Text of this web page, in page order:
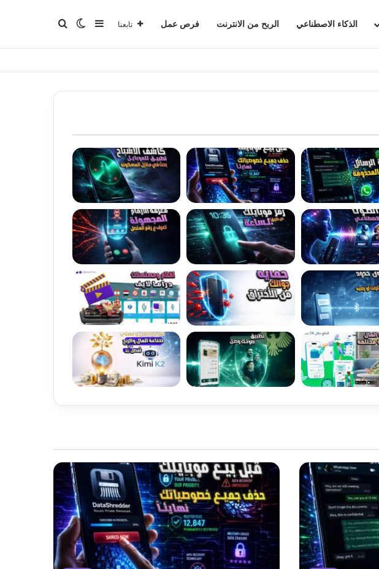
الذكاء الاصطناعي الربح من الانترنت فرص عمل تابعنا إضافة عمود جانبي
الوضع المظلم